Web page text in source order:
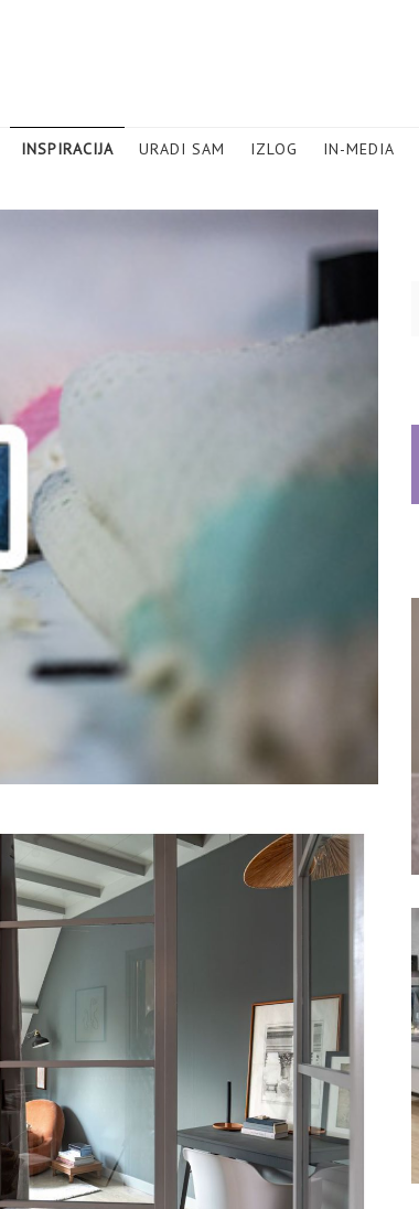
INSPIRACIJA URADI SAM IZLOG IN-MEDIA